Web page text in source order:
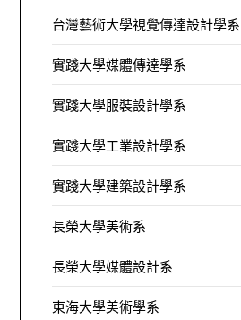
台灣藝術大學視覺傳達設計學系
實踐大學媒體傳達學系
實踐大學服裝設計學系
實踐大學工業設計學系
實踐大學建築設計學系
長榮大學美術系
長榮大學媒體設計系
東海大學美術學系